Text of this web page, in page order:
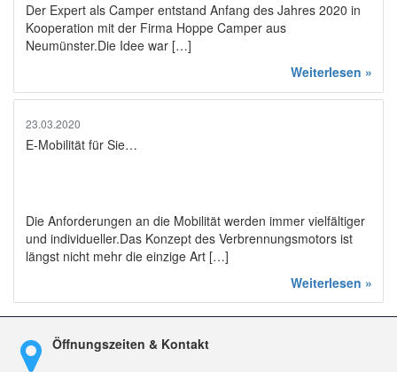
Der Expert als Camper entstand Anfang des Jahres 2020 in
Kooperation mit der Firma Hoppe Camper aus
Neumünster.Die Idee war […]
Weiterlesen »
23.03.2020
E-Mobilität für Sie…
Die Anforderungen an die Mobilität werden immer vielfältiger
und individueller.Das Konzept des Verbrennungsmotors ist
längst nicht mehr die einzige Art […]
Weiterlesen »
Öffnungszeiten & Kontakt